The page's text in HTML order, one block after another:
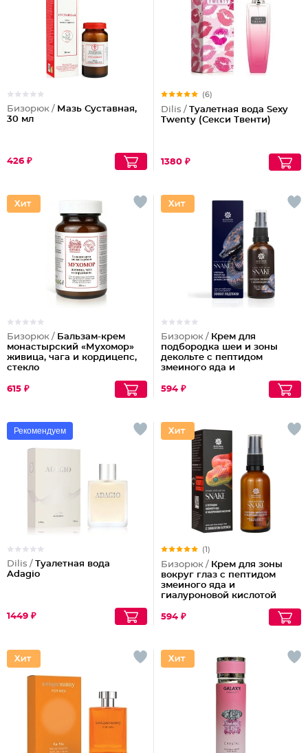
Бизорюк / Мазь Суставная,
30 мл
426 ₽
(6)
Dilis / Туалетная вода Sexy
Twenty (Секси Твенти)
1380 ₽
Бизорюк / Бальзам-крем
монастырский «Мухомор»
живица, чага и кордицепс,
стекло
615 ₽
Бизорюк / Крем для
подбородка шеи и зоны
декольте с пептидом
змеиного яда и
594 ₽
Рекомендуем
Dilis / Туалетная вода
Adagio
1449 ₽
(1)
Бизорюк / Крем для зоны
вокруг глаз с пептидом
змеиного яда и
гиалуроновой кислотой
594 ₽